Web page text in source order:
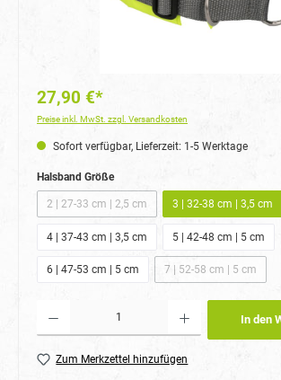
27,90 €*
Preise inkl. MwSt. zzgl. Versandkosten
Sofort verfügbar, Lieferzeit: 1-5 Werktage
Halsband Größeauswählen
2 | 27-33 cm | 2,5 cm(Diese Option ist zurzeit nicht verfügbar.)
3 | 32-38 cm | 3,5 cm
4 | 37-43 cm | 3,5 cm 5 | 42-48 cm | 5 cm
6 | 47-53 cm | 5 cm 7 | 52-58 cm | 5 cm
(Diese Option
In den
Zum Merkzettel hinzufügen